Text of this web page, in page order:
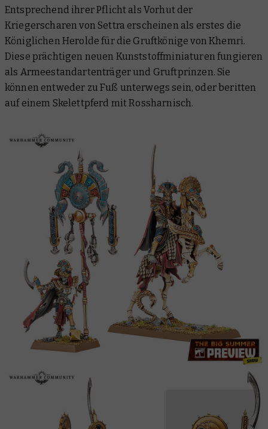
Entsprechend ihrer Pflicht als Vorhut der
Kriegerscharen von Settra erscheinen als erstes die
Königlichen Herolde für die Gruftkönige von Khemri.
Diese prächtigen neuen Kunststoffminiaturen fungieren
als Armeestandartenträger und Gruftprinzen. Sie
können entweder zu Fuß unterwegs sein, oder beritten
auf einem Skelettpferd mit Rossharnisch.